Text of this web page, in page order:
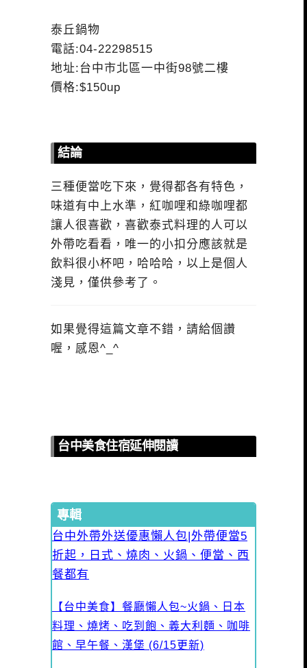
泰丘鍋物
電話:04-22298515
地址:台中市北區一中街98號二樓
價格:$150up
結論
三種便當吃下來，覺得都各有特色，
味道有中上水準，紅咖哩和綠咖哩都
讓人很喜歡，喜歡泰式料理的人可以
外帶吃看看，唯一的小扣分應該就是
飲料很小杯吧，哈哈哈，以上是個人
淺見，僅供參考了。
如果覺得這篇文章不錯，請給個讚
喔，感恩^_^
台中美食住宿延伸閱讀
專輯
台中外帶外送優惠懶人包|外帶便當5
折起，日式、燒肉、火鍋、便當、西
餐都有
【台中美食】餐廳懶人包~火鍋、日本
料理、燒烤、吃到飽、義大利麵、咖啡
館、早午餐、漢堡 (6/15更新)